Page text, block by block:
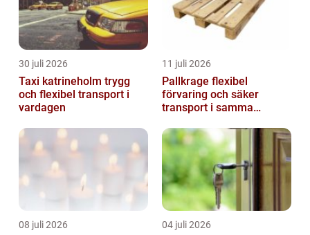
30 juli 2026
Taxi katrineholm trygg
och flexibel transport i
vardagen
11 juli 2026
Pallkrage flexibel
förvaring och säker
transport i samma
08 juli 2026 04 juli 2026